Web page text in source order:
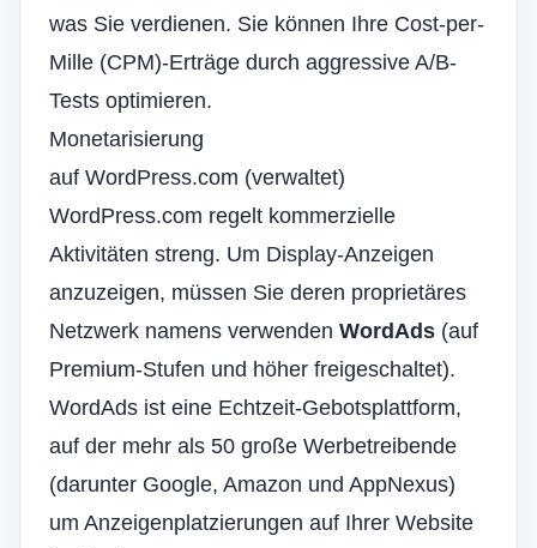
was Sie verdienen. Sie können Ihre Cost-per-
Mille (CPM)-Erträge durch aggressive A/B-
Tests optimieren.
Monetarisierung
auf WordPress.com (verwaltet)
WordPress.com regelt kommerzielle
Aktivitäten streng. Um Display-Anzeigen
anzuzeigen, müssen Sie deren proprietäres
Netzwerk namens verwenden WordAds (auf
Premium-Stufen und höher freigeschaltet).
WordAds ist eine Echtzeit-Gebotsplattform,
auf der mehr als 50 große Werbetreibende
(darunter Google, Amazon und AppNexus)
um Anzeigenplatzierungen auf Ihrer Website